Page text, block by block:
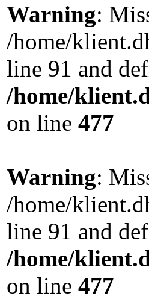
Warning:
/home/
line 91 and
/home/
on line 477
Warning:
/home/
line 91 and
/home/
on line 477